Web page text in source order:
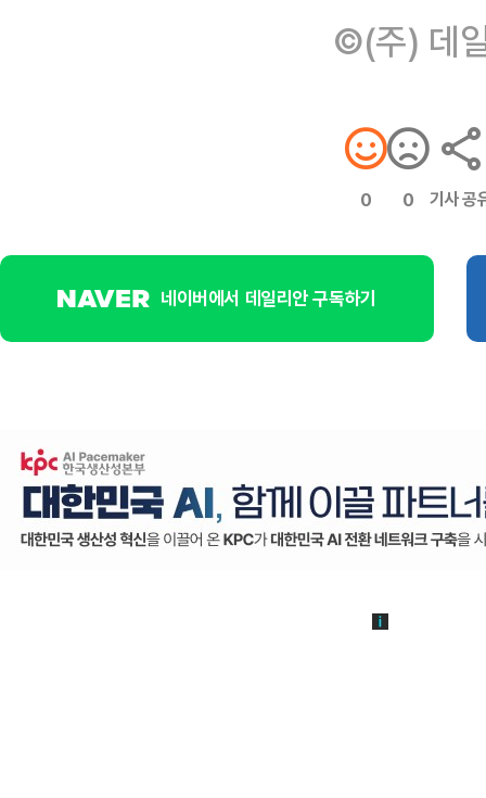
©(주) 데
0 0 기사 공
네이버에서 데일리안 구독하기